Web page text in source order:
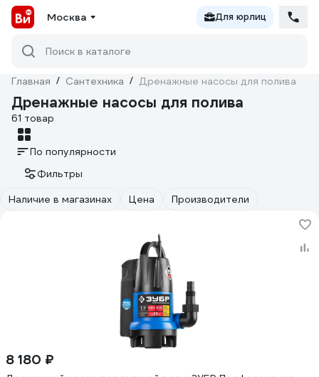
Москва Для юрлиц
Поиск в каталоге
Главная / Сантехника / Дренажные насосы для полива
Дренажные насосы для полива
61 товар
По популярности
Фильтры
Наличие в магазинах
Цена Производители
8 180 ₽